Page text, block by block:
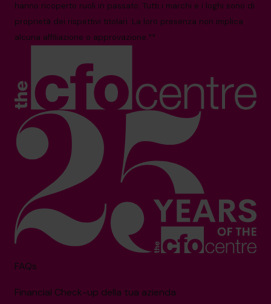
hanno ricoperto ruoli in passato. Tutti i marchi e i loghi sono di
proprietà dei rispettivi titolari. La loro presenza non implica
alcuna affiliazione o approvazione.**
FAQs
Financial Check-up della tua azienda